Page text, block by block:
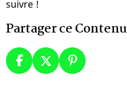
suivre !
Partager ce Contenu